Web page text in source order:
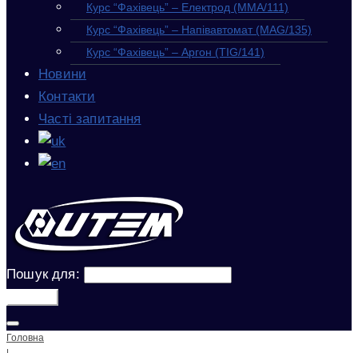
Курс “Фахівець” – Електрод (MMA/111)
Курс “Фахівець” – Напівавтомат (MAG/135)
Курс “Фахівець” – Аргон (TIG/141)
Новини
Контакти
Часті запитання
Пошук для:
Головна